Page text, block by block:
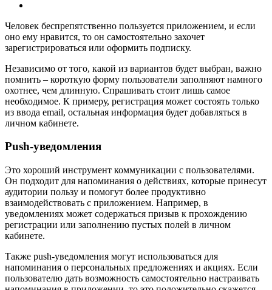
Человек беспрепятственно пользуется приложением, и если
оно ему нравится, то он самостоятельно захочет
зарегистрироваться или оформить подписку.
Независимо от того, какой из вариантов будет выбран, важно
помнить – короткую форму пользователи заполняют намного
охотнее, чем длинную. Спрашивать стоит лишь самое
необходимое. К примеру, регистрация может состоять только
из ввода email, остальная информация будет добавляться в
личном кабинете.
Рush-уведомления
Это хороший инструмент коммуникации с пользователями.
Он подходит для напоминания о действиях, которые принесут
аудитории пользу и помогут более продуктивно
взаимодействовать с приложением. Например, в
уведомлениях может содержаться призыв к прохождению
регистрации или заполнению пустых полей в личном
кабинете.
Также push-уведомления могут использоваться для
напоминания о персональных предложениях и акциях. Если
пользователю дать возможность самостоятельно настраивать